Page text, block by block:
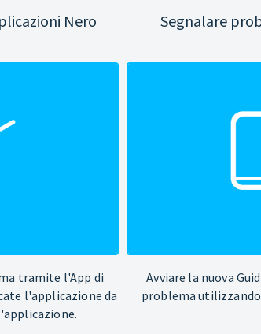
Nero
tramite l'App di
l'applicazione da
Segnalare
Avviare la nuova
problema